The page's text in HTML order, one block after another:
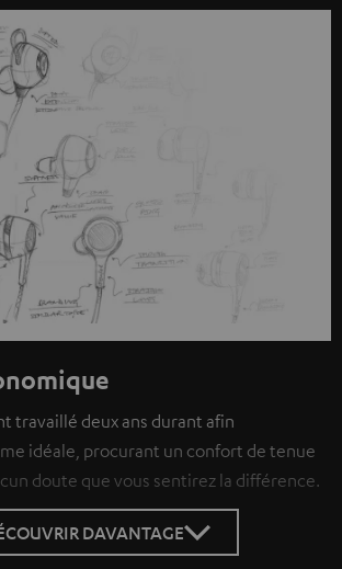
des contenus extérieurs. Les données
être transmises à une plateforme
davantage dans notre
travaillé deux ans durant afin
idéale, procurant un confort de tenue
doute que vous sentirez la différence.
DAVANTAGE